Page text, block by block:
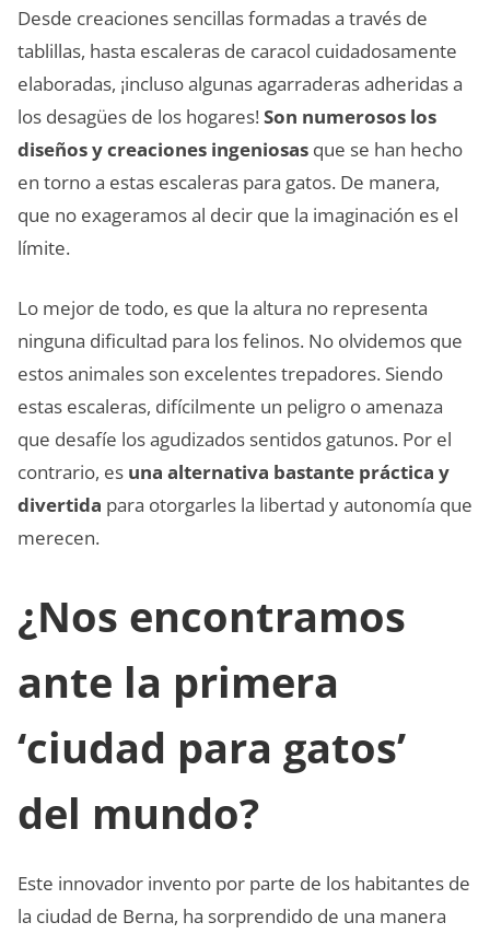
Desde creaciones sencillas formadas a través de
tablillas, hasta escaleras de caracol cuidadosamente
elaboradas, ¡incluso algunas agarraderas adheridas a
los desagües de los hogares!Son numerosos los
diseños y creaciones ingeniosas que se han hecho
en torno a estas escaleras para gatos. De manera,
que no exageramos al decir que la imaginación es el
límite.
Lo mejor de todo, es que la altura no representa
ninguna dificultad para los felinos. No olvidemos que
estos animales son excelentes trepadores. Siendo
estas escaleras, difícilmente un peligro o amenaza
que desafíe los agudizados sentidos gatunos. Por el
contrario, es una alternativa bastante práctica y
divertida para otorgarles la libertad y autonomía que
merecen.
¿Nos encontramos
ante la primera
‘ciudad para gatos’
del mundo?
Este innovador invento por parte de los habitantes de
la ciudad de Berna, ha sorprendido de una manera